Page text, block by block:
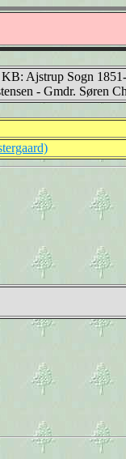
Ajstrup Sogn
- Gmdr. Søren